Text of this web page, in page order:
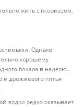
жить с псориазом,
Однако
хорошему
бокала в неделю.
и дрожжевого питья
водки редко оказывает